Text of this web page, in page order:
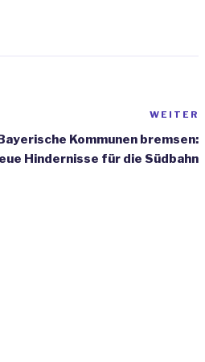
WEITER
Kommunen bremsen:
Hindernisse für die Südbahn